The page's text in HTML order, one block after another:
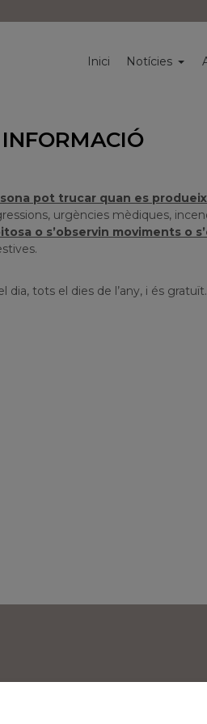
Inici Notícies
INFORMACIÓ
pot trucar quan es
urgències mèdiques,
o s’observin moviments o
dia, tots el dies de l’any, i és gratuït.